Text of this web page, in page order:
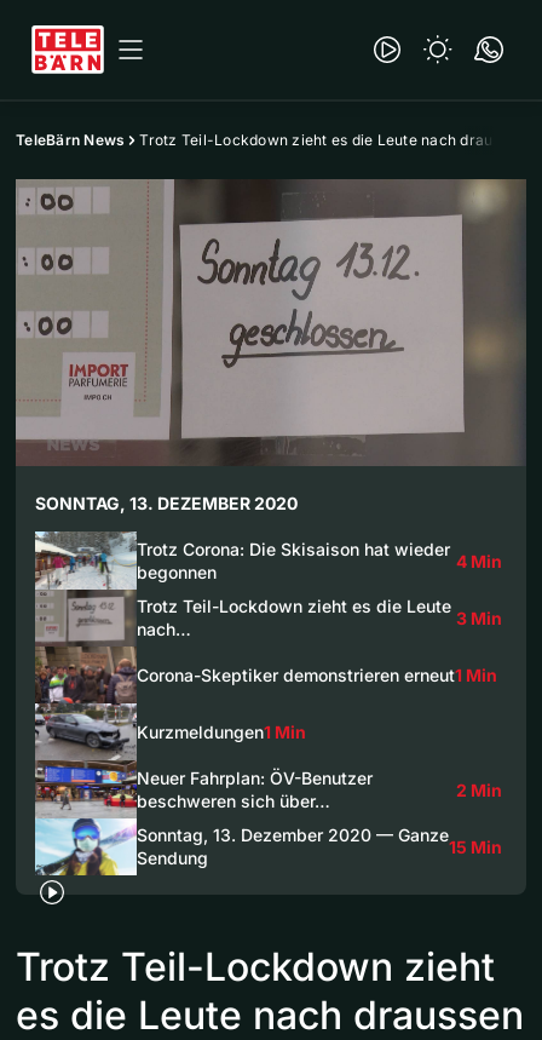
TeleBärn News Trotz Teil-Lockdown zieht es die Leute nach draussen
SONNTAG, 13. DEZEMBER 2020
Trotz Corona: Die Skisaison hat wieder
begonnen
4 Min
Trotz Teil-Lockdown zieht es die Leute
nach…
3 Min
Corona-Skeptiker demonstrieren erneut1 Min
Kurzmeldungen1 Min
Neuer Fahrplan: ÖV-Benutzer
beschweren sich über…
2 Min
Sonntag, 13. Dezember 2020 — Ganze
Sendung
15 Min
Trotz Teil-Lockdown zieht
es die Leute nach draussen